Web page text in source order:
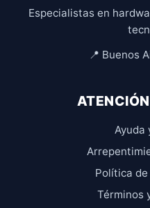
Especialistas en
📍 Buenos
Ayuda
Política
Términos